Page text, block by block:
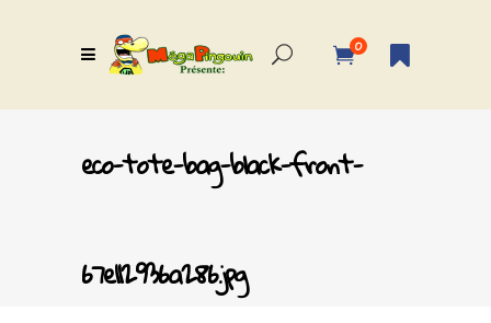
0
eco-tote-bag-black-front-
67e112936a286.jpg